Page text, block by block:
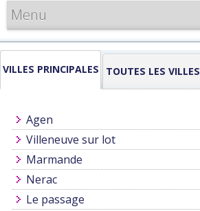
Menu
CARTE DE FRANCE
INFORMATIONS
VILLES PRINCIPALES TOUTES LES VILLES
Agen
Villeneuve sur lot
Marmande
Nerac
Le passage